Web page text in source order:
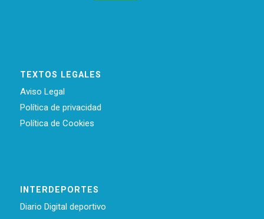
TEXTOS LEGALES
Aviso Legal
Política de privacidad
Política de Cookies
INTERDEPORTES
Diario Digital deportivo